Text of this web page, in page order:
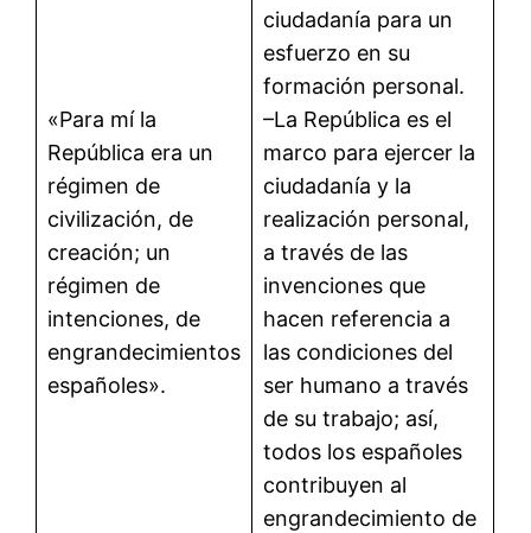
«Para mí la
República era un
régimen de
civilización, de
creación; un
régimen de
intenciones, de
engrandecimientos
españoles».
ciudadanía para un
esfuerzo en su
formación personal.
–La República es el
marco para ejercer la
ciudadanía y la
realización personal,
a través de las
invenciones que
hacen referencia a
las condiciones del
ser humano a través
de su trabajo; así,
todos los españoles
contribuyen al
engrandecimiento de